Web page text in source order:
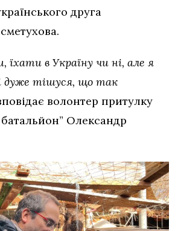
друга
їхати в Україну чи ні, але я
дуже тішуся, що так
волонтер притулку
Олександр